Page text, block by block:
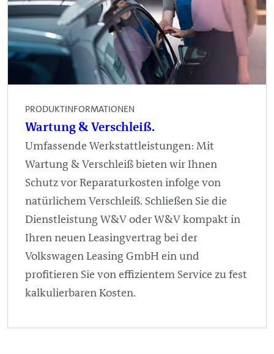
PRODUKTINFORMATIONEN
Wartung & Verschleiß.
Umfassende Werkstattleistungen: Mit
Wartung & Verschleiß bieten wir Ihnen
Schutz vor Reparaturkosten infolge von
natürlichem Verschleiß. Schließen Sie die
Dienstleistung W&V oder W&V kompakt in
Ihren neuen Leasingvertrag bei der
Volkswagen Leasing GmbH ein und
profitieren Sie von effizientem Service zu fest
kalkulierbaren Kosten.